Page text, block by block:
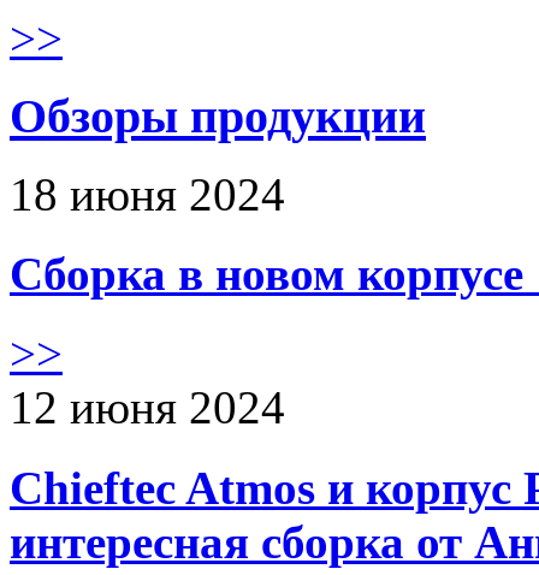
>>
Обзоры продукции
18 июня 2024
Сборка в новом
>>
12 июня 2024
Chieftec Atmos и корпус
интересная сборка от